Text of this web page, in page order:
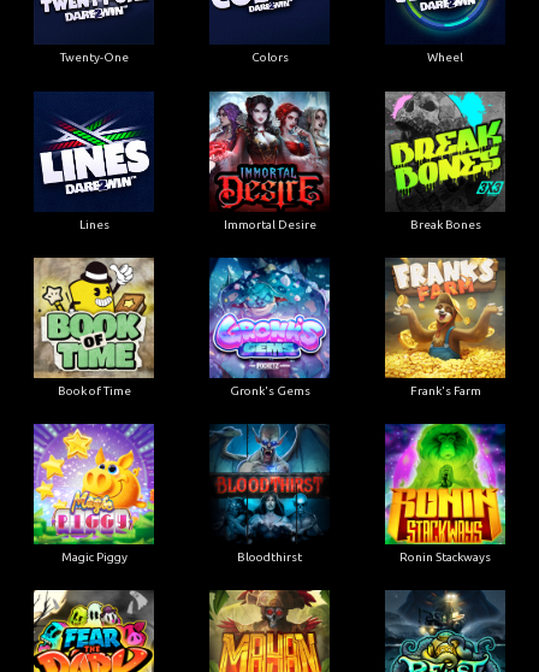
Twenty-One Colors Wheel
Lines Immortal Desire Break Bones
Book of Time Gronk's Gems Frank's Farm
Magic Piggy Bloodthirst Ronin Stackways